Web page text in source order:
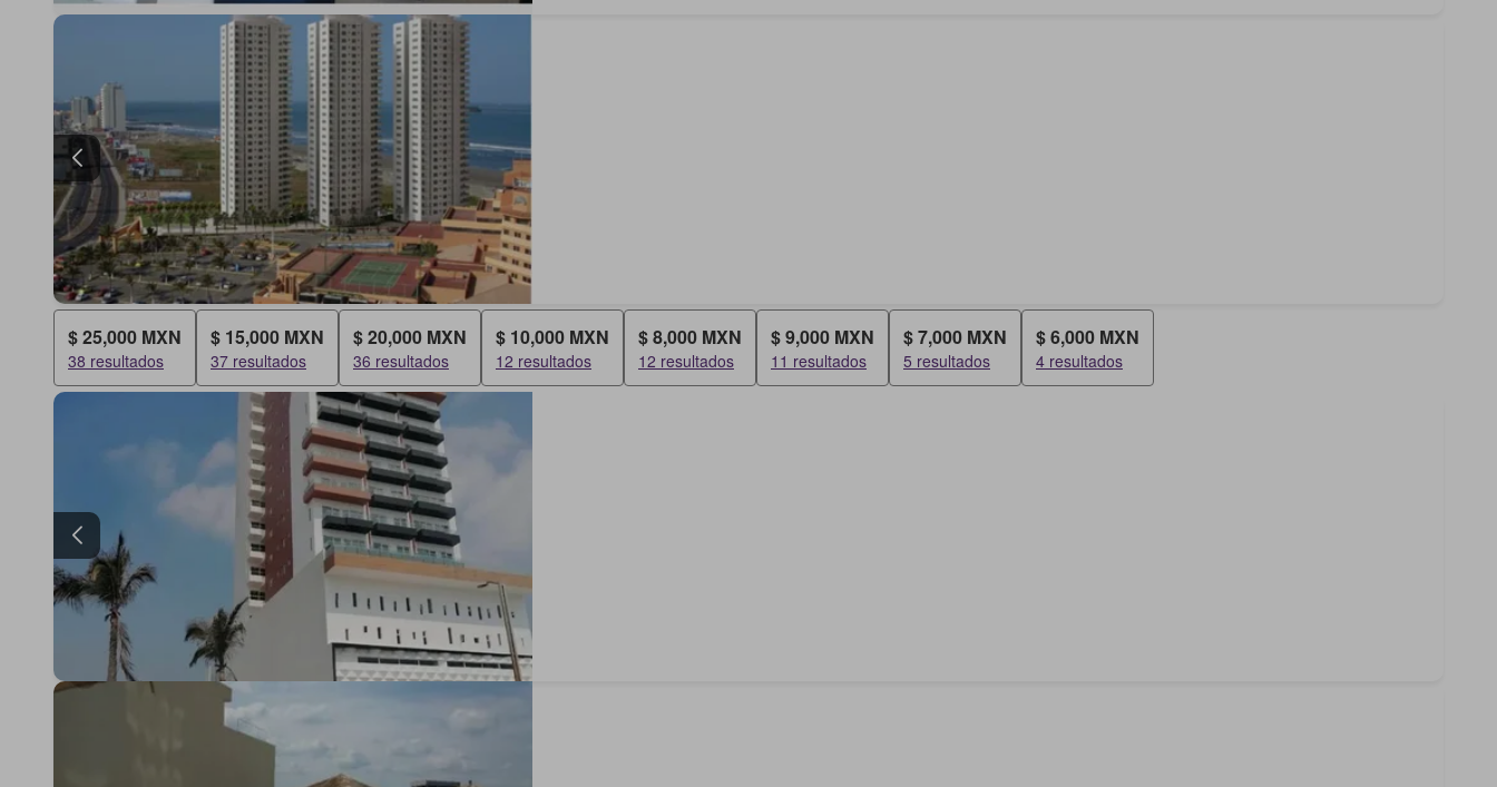
$ 25,000 MXN
38 resultados
$ 15,000 MXN
37 resultados
$ 20,000 MXN
36 resultados
$ 10,000 MXN
12 resultados
$ 8,000 MXN
12 resultados
$ 9,000 MXN
11 resultados
$ 7,000 MXN
5 resultados
$ 6,000 MXN
4 resultados